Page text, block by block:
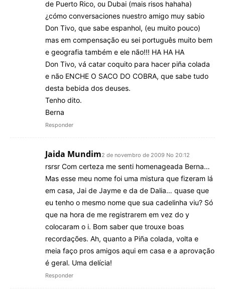
de Puerto Rico, ou Dubai (mais risos hahaha)
¿cómo conversaciones nuestro amigo muy sabio
Don Tivo, que sabe espanhol, (eu muito pouco)
mas em compensação eu sei português muito bem
e geografia também e ele não!!! HA HA HA
Don Tivo, vá catar coquito para hacer piña colada
e não ENCHE O SACO DO COBRA, que sabe tudo
desta bebida dos deuses.
Tenho dito.
Berna
Responder
Jaida Mundim2 de novembro de 2009 No 20:12
rsrsr Com certeza me senti homenageada Berna…
Mas esse meu nome foi uma mistura que fizeram lá
em casa, Jai de Jayme e da de Dalia… quase que
eu tenho o mesmo nome que sua cadelinha viu? Só
que na hora de me registrarem em vez do y
colocaram o i. Bom saber que trouxe boas
recordações. Ah, quanto a Piña colada, volta e
meia faço pros amigos aqui em casa e a aprovação
é geral. Uma delícia!
Responder